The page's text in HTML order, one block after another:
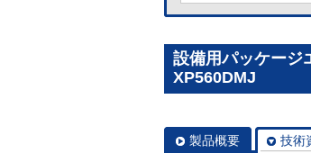
設備用パッケージ
XP560DMJ
製品概要 技術